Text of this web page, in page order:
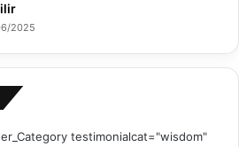
2025
testimonialcat="wisdom"